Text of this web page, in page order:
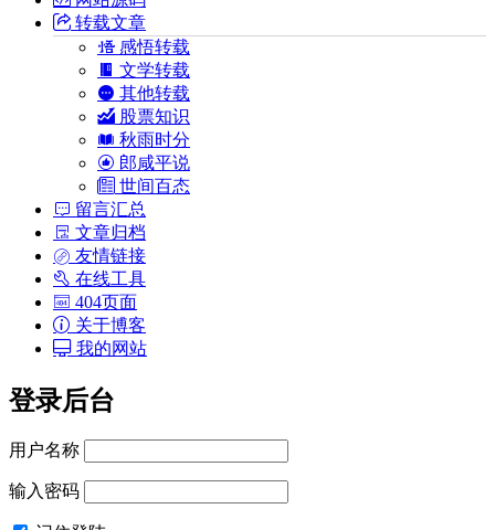
转载文章
感悟转载
文学转载
其他转载
股票知识
秋雨时分
郎咸平说
世间百态
留言汇总
文章归档
友情链接
在线工具
404页面
关于博客
我的网站
登录后台
用户名称
输入密码